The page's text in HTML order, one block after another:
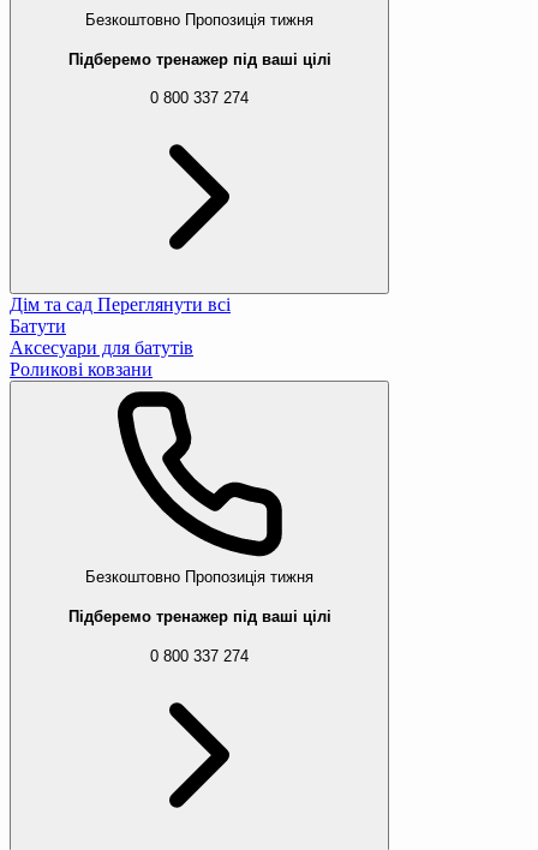
Безкоштовно Пропозиція тижня
Підберемо тренажер під ваші цілі
0 800 337 274
Дім та сад Переглянути всі
Батути
Аксесуари для батутів
Роликові ковзани
Безкоштовно Пропозиція тижня
Підберемо тренажер під ваші цілі
0 800 337 274